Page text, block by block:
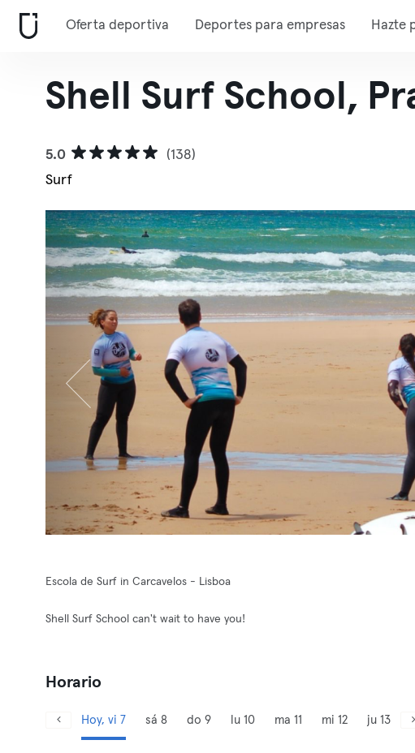
Oferta deportiva Deportes para empresas Hazte
Shell Surf School,
5.0
(138)
Surf
Escola de Surf in Carcavelos - Lisboa
Shell Surf School can't wait to have you!
Horario
Hoy, vi 7 sá 8 do 9 lu 10 ma 11 mi 12 ju 13